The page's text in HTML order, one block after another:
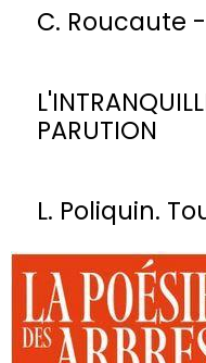
C. Roucaute
PARUTION
L. Poliquin.